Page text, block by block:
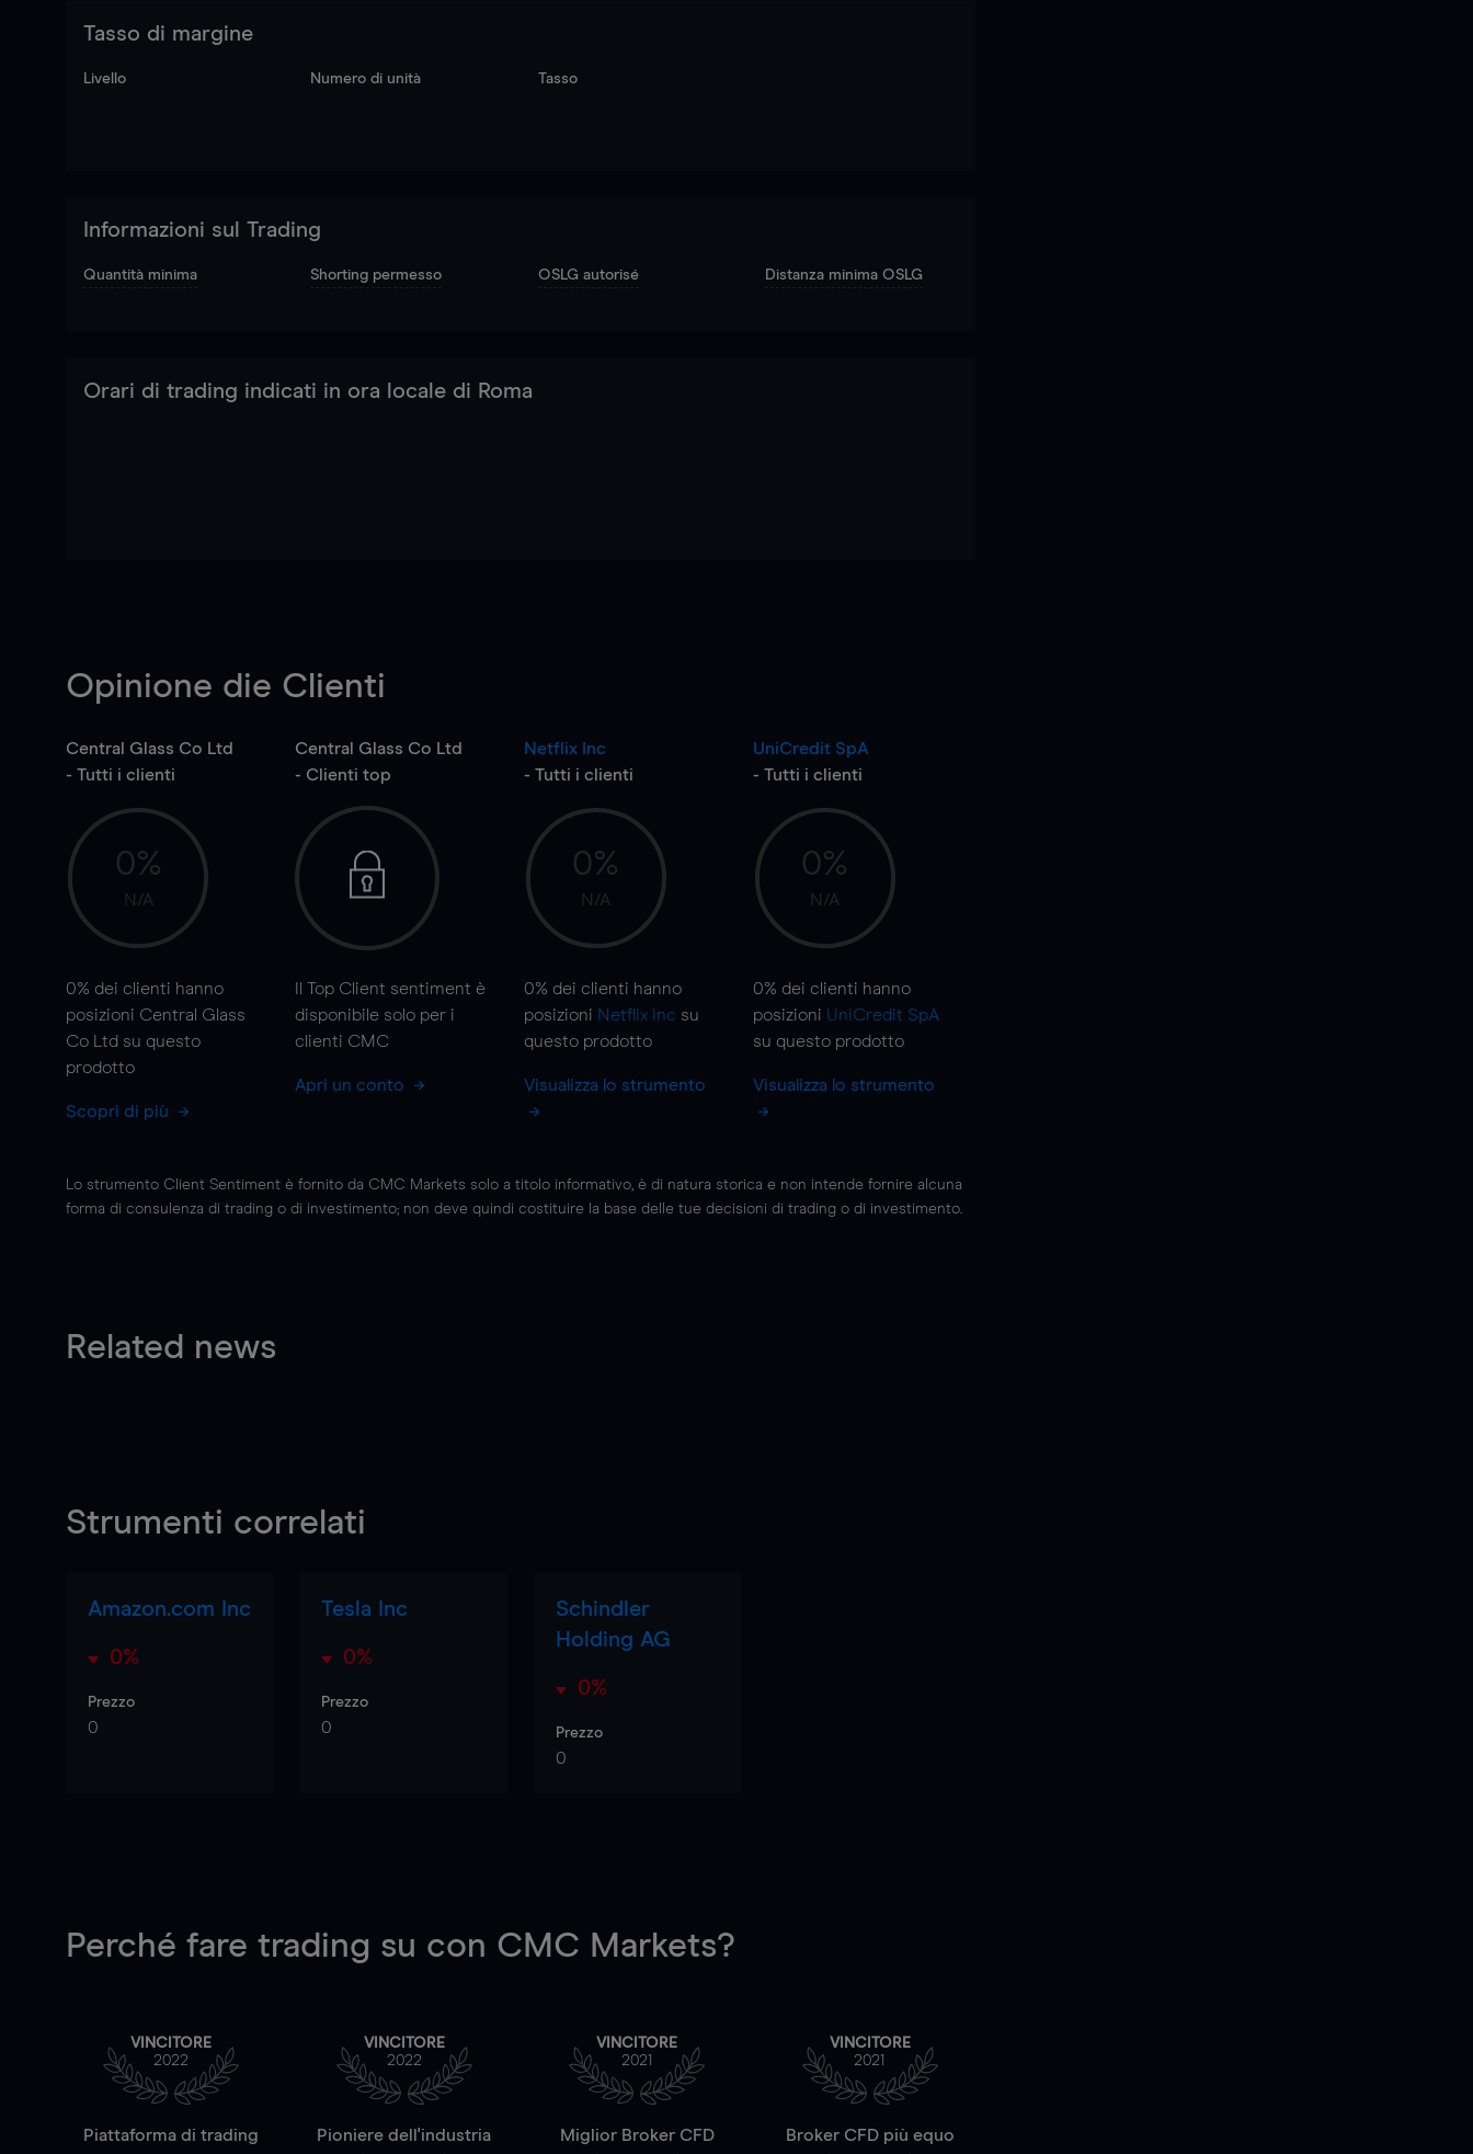
Tasso di margine
Livello Numero di unità Tasso
Informazioni sul Trading
Quantità minima Shorting permesso OSLG autorisé Distanza minima OSLG
Orari di trading indicati in ora locale di Roma
Opinione die Clienti
Central Glass Co Ltd
- Tutti i clienti
0%
N/A
0% dei clienti hanno
posizioni Central Glass
Co Ltd su questo
prodotto
Scopri di più
Central Glass Co Ltd
- Clienti top
Il Top Client sentiment è
disponibile solo per i
clienti CMC
Apri un conto
Netflix Inc
- Tutti i clienti
0%
N/A
0% dei clienti hanno
posizioni Netflix Inc su
questo prodotto
Visualizza lo strumento
UniCredit SpA
- Tutti i clienti
0%
N/A
0% dei clienti hanno
posizioni UniCredit SpA
su questo prodotto
Visualizza lo strumento
Lo strumento Client Sentiment è fornito da CMC Markets solo a titolo informativo, è di natura storica e non intende fornire alcuna
forma di consulenza di trading o di investimento; non deve quindi costituire la base delle tue decisioni di trading o di investimento.
Related news
Strumenti correlati
Amazon.com Inc
0%
Prezzo
0
Tesla Inc
0%
Prezzo
0
Schindler
Holding AG
0%
Prezzo
0
Perché fare trading su con CMC Markets?
VINCITORE
2022
Piattaforma di trading
VINCITORE
2022
Pioniere dell'industria
VINCITORE
2021
Miglior Broker CFD
VINCITORE
2021
Broker CFD più equo